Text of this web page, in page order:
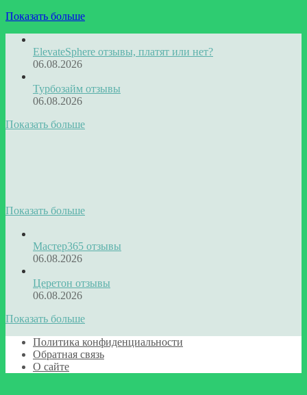
Показать больше
ElevateSphere отзывы, платят или нет?
06.08.2026
Турбозайм отзывы
06.08.2026
Показать больше
Показать больше
Мастер365 отзывы
06.08.2026
Церетон отзывы
06.08.2026
Показать больше
Политика конфиденциальности
Обратная связь
О сайте